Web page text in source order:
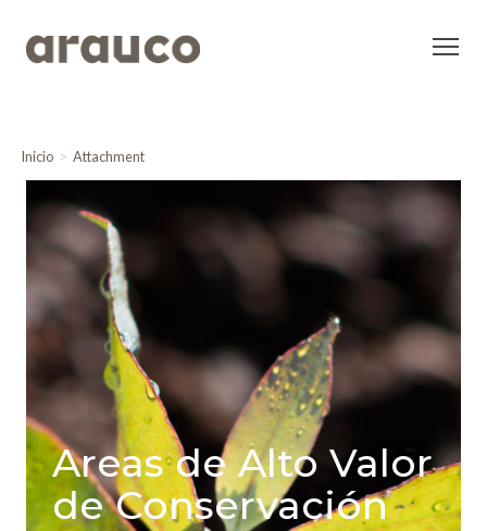
Inicio Attachment
Areas de Alto Valor
de Conservación